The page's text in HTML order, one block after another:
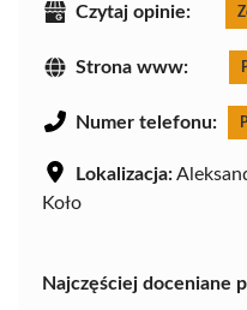
Czytaj opinie:
Strona www:
Numer telefonu:
Lokalizacja:
Koło
Najczęściej doceniane